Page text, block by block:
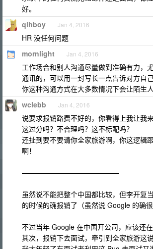
好。
qihboy Jan 4, 2016
HR 没任何问题
mornlight Jan 4, 2016
工作场合和别人沟通尽量做到准确有力，
通讯的，可以用一封写长一点告诉对方自
你这种沟通方式在大多数情况下会让陌生
wclebb Jan 4, 2016
说要求报销路费不好的，你看得上我让我
这过分吗？不合理吗？这不标配吗？
还扯到要不要请你全家旅游啊，你这逻辑
啊！
——————————————
虽然说不能把整个中国都比较，但李开复
的时候的确报销了（虽然说 Google 的确很
不过当年 Google 在中国开公司，应该还在
其次，报销下去面试，牵引到全家旅游这